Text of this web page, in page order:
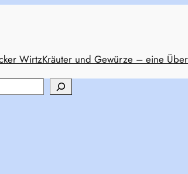
WirtzKräuter und Gewürze – eine